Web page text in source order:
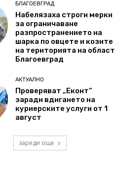
БЛАГОЕВГРАД
Набелязаха строги мерки
за ограничаване
разпространението на
шарка по овцете и козите
на територията на област
Благоевград
АКТУАЛНО
Проверяват „Еконт“
заради вдигането на
куриерските услуги от 1
август
зареди още